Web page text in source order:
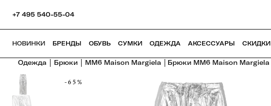
+7 495 540-55-04
НОВИНКИ БРЕНДЫ ОБУВЬ СУМКИ ОДЕЖДА АКСЕССУАРЫ СКИДКИ
Одежда Брюки MM6 Maison Margiela Брюки MM6 Maison Margiela
-65%